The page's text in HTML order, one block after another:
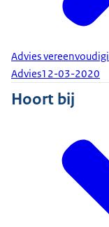
Advies
Advies12-03-2020
Hoort bij